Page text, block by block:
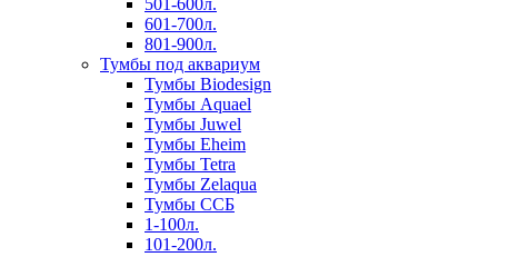
601-700л.
801-900л.
Тумбы под аквариум
Тумбы Biodesign
Тумбы Aquael
Тумбы Juwel
Тумбы Eheim
Тумбы Tetra
Тумбы Zelaqua
Тумбы ССБ
1-100л.
101-200л.